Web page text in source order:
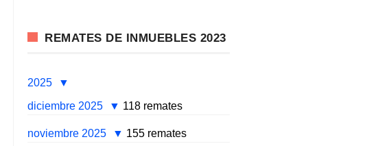
REMATES DE INMUEBLES 2023
2025
diciembre 2025
118 remates
noviembre 2025 155 remates